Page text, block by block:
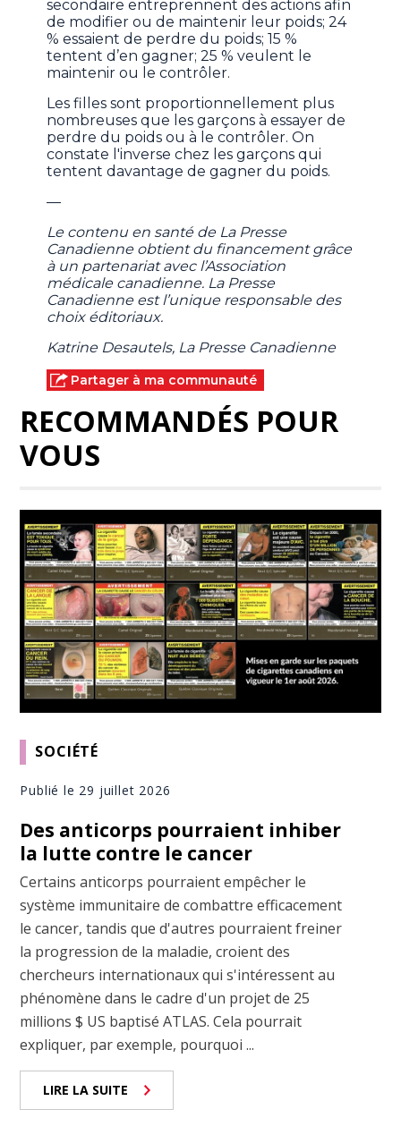
secondaire entreprennent des actions afin
de modifier ou de maintenir leur poids; 24
% essaient de perdre du poids; 15 %
tentent d’en gagner; 25 % veulent le
maintenir ou le contrôler.
Les filles sont proportionnellement plus
nombreuses que les garçons à essayer de
perdre du poids ou à le contrôler. On
constate l'inverse chez les garçons qui
tentent davantage de gagner du poids.
—
Le contenu en santé de La Presse
Canadienne obtient du financement grâce
à un partenariat avec l’Association
médicale canadienne. La Presse
Canadienne est l’unique responsable des
choix éditoriaux.
Katrine Desautels, La Presse Canadienne
Partager à ma communauté
RECOMMANDÉS POUR
VOUS
SOCIÉTÉ
Publié le 29 juillet 2026
Des anticorps pourraient inhiber
la lutte contre le cancer
Certains anticorps pourraient empêcher le
système immunitaire de combattre efficacement
le cancer, tandis que d'autres pourraient freiner
la progression de la maladie, croient des
chercheurs internationaux qui s'intéressent au
phénomène dans le cadre d'un projet de 25
millions $ US baptisé ATLAS. Cela pourrait
expliquer, par exemple, pourquoi ...
LIRE LA SUITE